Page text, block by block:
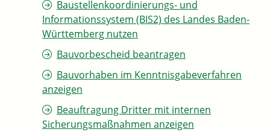
Baustellenkoordinierungs- und
Informationssystem (BIS2) des Landes Baden-
Württemberg nutzen
Bauvorbescheid beantragen
Bauvorhaben im Kenntnisgabeverfahren
anzeigen
Beauftragung Dritter mit internen
Sicherungsmaßnahmen anzeigen